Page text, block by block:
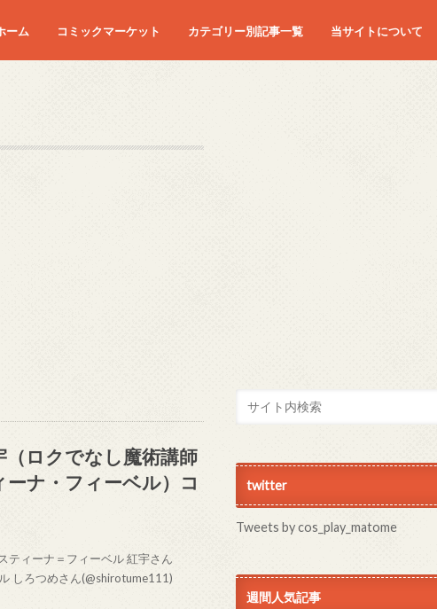
ーム コミックマーケット
コミケC90
コミケC91
コミケC92
コミケC93
コミケC94
コミケC95
カテゴリー別記事一覧 当サイトについて
（ロクでなし魔術講師
ナ・フィーベル）コ
ティーナ＝フィーベル 紅宇さん
しろつめさん(@shirotume111)
twitter
Tweets by cos_play_matome
週間人気記事